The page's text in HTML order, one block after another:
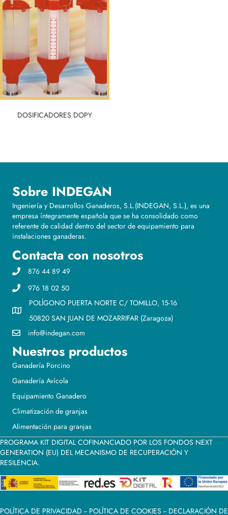
DOSIFICADORES DOPY
Sobre INDEGAN
Ingeniería y Desarrollos Ganaderos, S.L.(INDEGAN, S.L.), es una
empresa íntegramente española que se ha consolidado como
referente de calidad dentro del sector de equipamiento para
instalaciones ganaderas.
Contacta con nosotros
876 44 89 49
976 18 02 50
POLÍGONO PUERTA NORTE C/ TOMILLO, 15-16
50820 SAN JUAN DE MOZARRIFAR (Zaragoza)
info@indegan.com
Nuestros productos
Ganadería Porcino
Ganadería Avícola
Equipamiento Ganadero
Climatización de granjas
Alimentación para granjas
PROGRAMA KIT DIGITAL COFINANCIADO POR LOS FONDOS NEXT
GENERATION (EU) DEL MECANISMO DE RECUPERACIÓN Y
RESILENCIA.
POLÍTICA DE PRIVACIDAD -- POLÍTICA DE COOKIES -- DECLARACIÓN DE